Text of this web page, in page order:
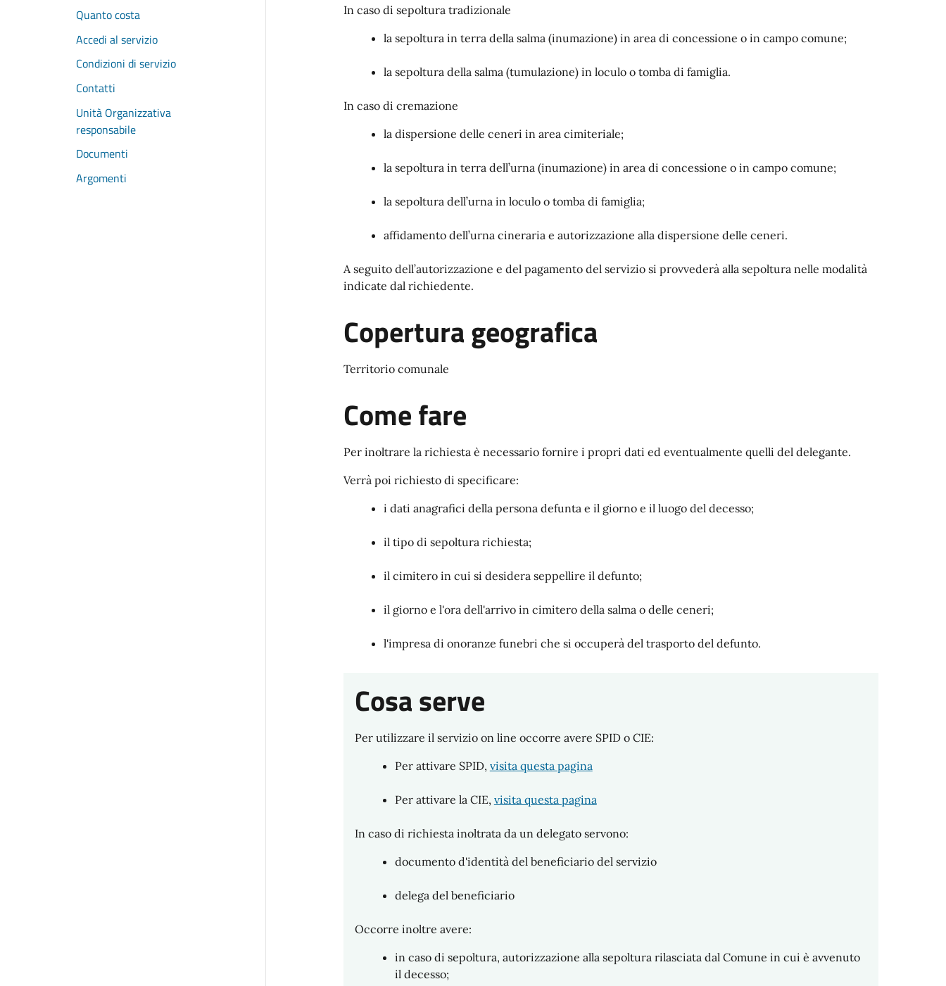
Quanto costa
Accedi al servizio
Condizioni di servizio
Contatti
Unità Organizzativa
responsabile
Documenti
Argomenti
In caso di sepoltura tradizionale
la sepoltura in terra della salma (inumazione) in area di concessione o in campo comune;
la sepoltura della salma (tumulazione) in loculo o tomba di famiglia.
In caso di cremazione
la dispersione delle ceneri in area cimiteriale;
la sepoltura in terra dell’urna (inumazione) in area di concessione o in campo comune;
la sepoltura dell’urna in loculo o tomba di famiglia;
affidamento dell’urna cineraria e autorizzazione alla dispersione delle ceneri.
A seguito dell’autorizzazione e del pagamento del servizio si provvederà alla sepoltura nelle modalità
indicate dal richiedente.
Copertura geografica
Territorio comunale
Come fare
Per inoltrare la richiesta è necessario fornire i propri dati ed eventualmente quelli del delegante.
Verrà poi richiesto di specificare:
i dati anagrafici della persona defunta e il giorno e il luogo del decesso;
il tipo di sepoltura richiesta;
il cimitero in cui si desidera seppellire il defunto;
il giorno e l'ora dell'arrivo in cimitero della salma o delle ceneri;
l'impresa di onoranze funebri che si occuperà del trasporto del defunto.
Cosa serve
Per utilizzare il servizio on line occorre avere SPID o CIE:
Per attivare SPID, visita questa pagina
Per attivare la CIE, visita questa pagina
In caso di richiesta inoltrata da un delegato servono:
documento d'identità del beneficiario del servizio
delega del beneficiario
Occorre inoltre avere:
in caso di sepoltura, autorizzazione alla sepoltura rilasciata dal Comune in cui è avvenuto
il decesso;